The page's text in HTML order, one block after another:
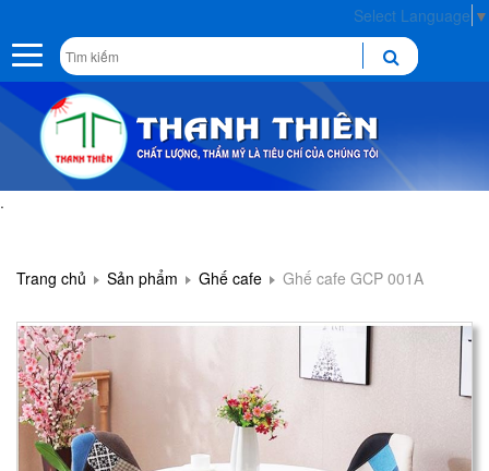
Select Language ▼
Toggle
navigation
.
Trang chủ Sản phẩm Ghế cafe Ghế cafe GCP 001A